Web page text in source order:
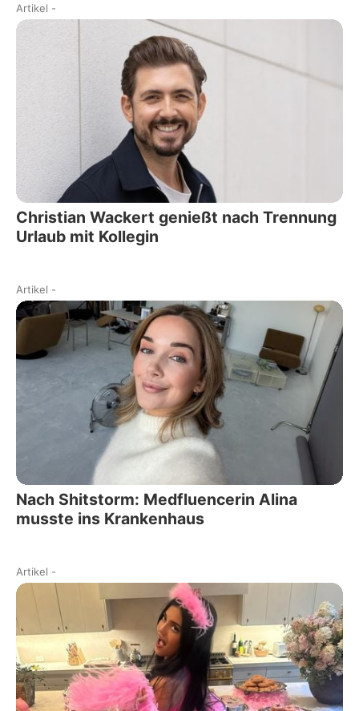
Artikel -
Christian Wackert genießt nach Trennung
Urlaub mit Kollegin
Artikel -
Nach Shitstorm: Medfluencerin Alina
musste ins Krankenhaus
Artikel -